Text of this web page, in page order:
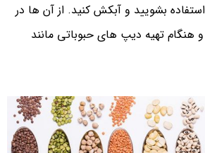
بشویید و آبکش کنید. از آن‌ ها در
تهیه دیپ‌ های حبوباتی مانند